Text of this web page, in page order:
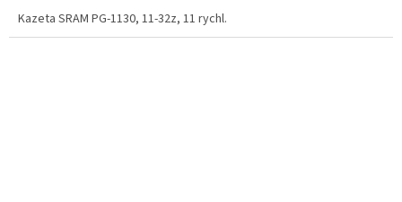
Kazeta SRAM PG-1130, 11-32z, 11 rychl.